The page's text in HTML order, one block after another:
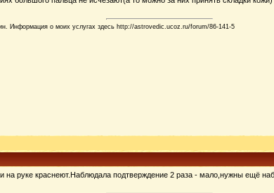
Информация о моих услугах здесь http://astrovedic.ucoz.ru/forum/86-141-5
руке краснеют.Наблюдала подтверждение 2 раза - мало,нужны ещё